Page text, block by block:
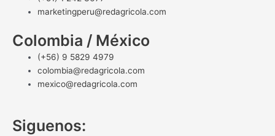
marketingperu@redagricola.com
Colombia / México
(+56) 9 5829 4979
colombia@redagricola.com
mexico@redagricola.com
Siguenos: